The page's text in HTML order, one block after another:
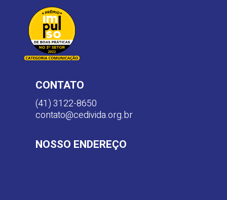
CONTATO
(41) 3122-8650
contato@cedivida.org.br
NOSSO ENDEREÇO